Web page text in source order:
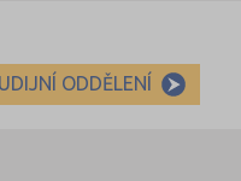
ODDĚLENÍ